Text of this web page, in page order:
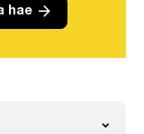
hae arrow_forward
expand_more